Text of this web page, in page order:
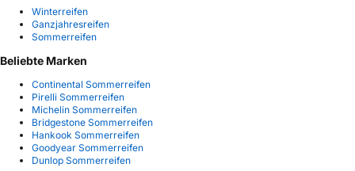
Winterreifen
Ganzjahresreifen
Sommerreifen
Beliebte Marken
Continental Sommerreifen
Pirelli Sommerreifen
Michelin Sommerreifen
Bridgestone Sommerreifen
Hankook Sommerreifen
Goodyear Sommerreifen
Dunlop Sommerreifen